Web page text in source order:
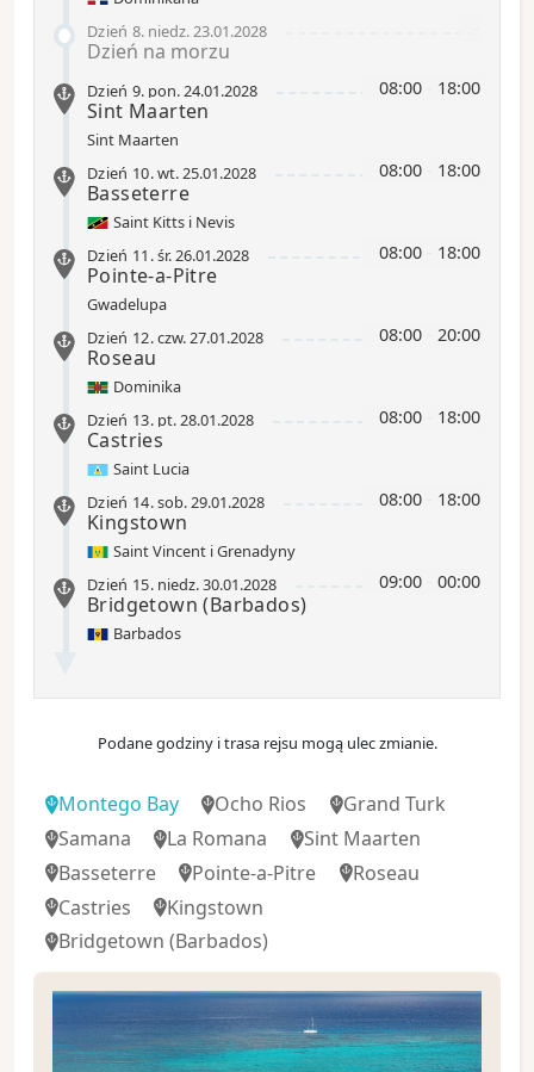
Dzień 8. niedz.23.01.2028
Dzień na morzu
08:00 18:00
Dzień 9. pon.24.01.2028
Sint Maarten
Sint Maarten
08:00 18:00
Dzień 10.wt.25.01.2028
Basseterre
Saint Kitts i Nevis
08:00 18:00
Dzień 11 .śr.26.01.2028
Pointe-a-Pitre
Gwadelupa
08:00 20:00
Dzień 12.czw.27.01.2028
Roseau
Dominika
08:00 18:00
Dzień 13. pt.28.01.2028
Castries
Saint Lucia
08:00 18:00
Dzień 14.sob.29.01.2028
Kingstown
Saint Vincent i Grenadyny
09:00 00:00
Dzień 15. niedz.30.01.2028
Bridgetown (Barbados)
Barbados
Podane godziny i trasa rejsu mogą ulec zmianie.
Montego Bay Ocho Rios
Grand Turk
Samana
La Romana
Sint Maarten
Basseterre
Pointe-a-Pitre
Roseau
Castries
Kingstown
Bridgetown (Barbados)